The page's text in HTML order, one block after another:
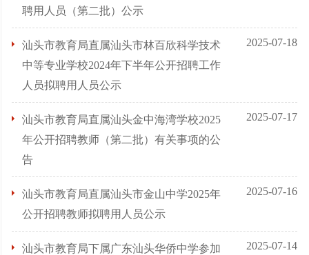
聘用人员（第二批）公示
汕头市教育局直属汕头市林百欣科学技术
中等专业学校2024年下半年公开招聘工作
人员拟聘用人员公示
2025-07-18
汕头市教育局直属汕头金中海湾学校2025
年公开招聘教师（第二批）有关事项的公
告
2025-07-17
汕头市教育局直属汕头市金山中学2025年
公开招聘教师拟聘用人员公示
2025-07-16
汕头市教育局下属广东汕头华侨中学参加
2025-07-14